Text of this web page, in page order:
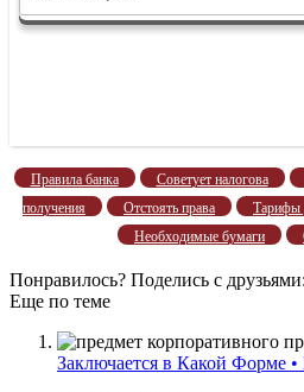
Правила банка Советует налогова
получения
Отстоять права Тарифы
Необходимые бумаги
Понравилось? Поделись с друзьями:
Еще по теме
Заключается в Какой Форме